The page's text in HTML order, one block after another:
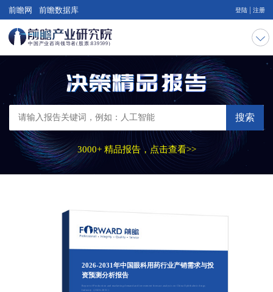
前瞻网 前瞻数据库 登陆 注册
搜索
3000+ 精品报告，点击查看>>
2026-2031年中国眼科用药行业产销需求与投
资预测分析报告
Report of Production and marketing demand and investment forecast analysis on China Ophthalmic drugs
Industry（2026-2031）